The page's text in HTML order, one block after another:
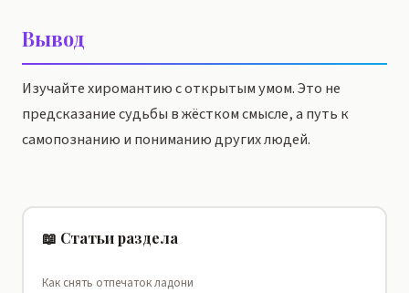
Вывод
Изучайте хиромантию с открытым умом. Это не
предсказание судьбы в жёстком смысле, а путь к
самопознанию и пониманию других людей.
📖 Статьи раздела
Как снять отпечаток ладони